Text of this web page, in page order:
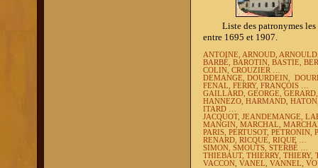
Liste des patronymes les
entre 1695 et 1907.
ANTOINE, ARNOUD,
BARBÉ, BAROTIN, BASTIE,
COLIN, CROUZIER …
DEMANGE, DOURDEIN,
FENAL, FERRY, FRANÇOIS …
GAILLARD, GEORGE,
HANNEZO, HARMAND,
ITARD …
JACQUOT, JEANDEMANGE,
MANGIN, MARCHAL,
PARIS, PERTUSOT,
RENARD, RICQUE, RIQUE …
SIMON, SMOUTS, STERBÉ …
THIEBAUT, THIERRY,
VACCON, VANEL, VANNEL,